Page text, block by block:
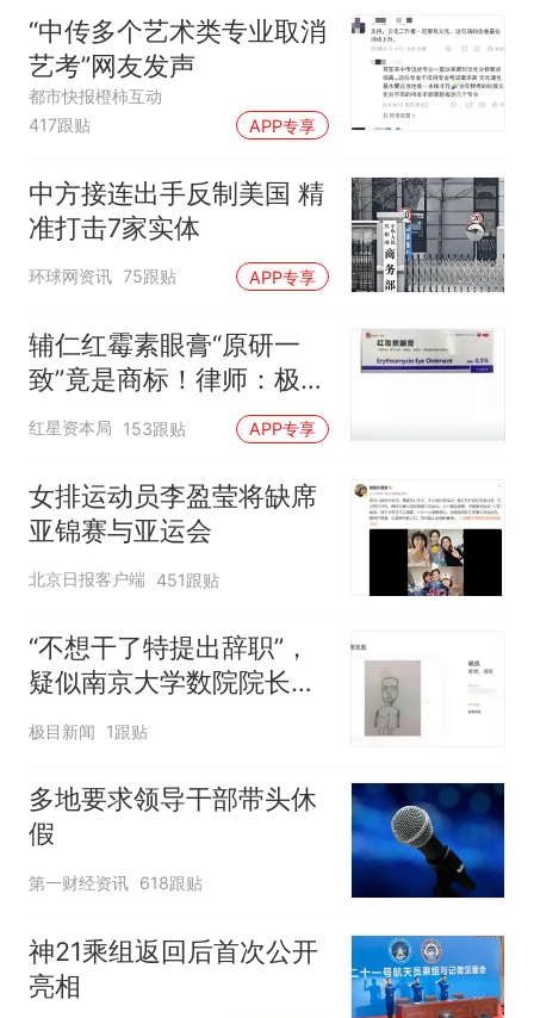
糊
“中传多个艺术类专业取消
艺考”网友发声
都市快报橙柿互动
417跟贴
APP专享
中方接连出手反制美国 精
准打击7家实体
环球网资讯 75跟贴 APP专享
辅仁红霉素眼膏“原研一
致”竟是商标！律师：极易
误导消费者，不妥
红星资本局 153跟贴 APP专享
女排运动员李盈莹将缺席
亚锦赛与亚运会
北京日报客户端 451跟贴
“不想干了特提出辞职”，
疑似南京大学数院院长辞
职信流传，院方回应：喻
不清楚辞职信来源；曾用
手绘图做头像
极目新闻 1跟贴
多地要求领导干部带头休
假
第一财经资讯 618跟贴
神21乘组返回后首次公开
亮相